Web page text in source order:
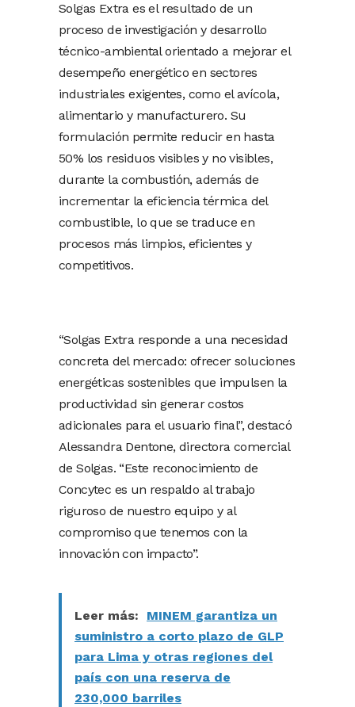
Solgas Extra es el resultado de un
proceso de investigación y desarrollo
técnico-ambiental orientado a mejorar el
desempeño energético en sectores
industriales exigentes, como el avícola,
alimentario y manufacturero. Su
formulación permite reducir en hasta
50% los residuos visibles y no visibles,
durante la combustión, además de
incrementar la eficiencia térmica del
combustible, lo que se traduce en
procesos más limpios, eficientes y
competitivos.
“Solgas Extra responde a una necesidad
concreta del mercado: ofrecer soluciones
energéticas sostenibles que impulsen la
productividad sin generar costos
adicionales para el usuario final”, destacó
Alessandra Dentone, directora comercial
de Solgas. “Este reconocimiento de
Concytec es un respaldo al trabajo
riguroso de nuestro equipo y al
compromiso que tenemos con la
innovación con impacto”.
Leer más:
MINEM garantiza un
suministro a corto plazo de GLP
para Lima y otras regiones del
país con una reserva de
230,000 barriles